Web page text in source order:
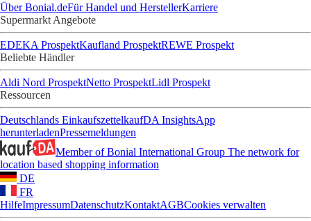
Über Bonial.deFür Handel und HerstellerKarriere
Supermarkt Angebote
EDEKA ProspektKaufland ProspektREWE Prospekt
Beliebte Händler
Aldi Nord ProspektNetto ProspektLidl Prospekt
Ressourcen
Deutschlands EinkaufszettelkaufDA InsightsApp
herunterladenPressemeldungen
Member of Bonial International Group The network for
location based shopping information
DE
FR
HilfeImpressumDatenschutzKontaktAGBCookies verwalten